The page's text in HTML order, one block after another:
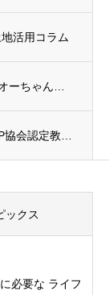
活用コラム
ックス
必要な ライフ